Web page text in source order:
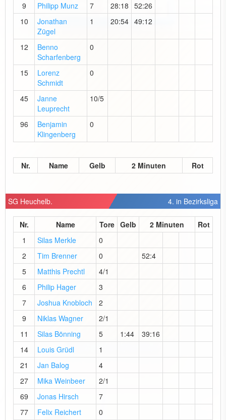
9
Philipp Munz 7 28:18 52:26
10
Jonathan
Zügel
1 20:54 49:12
12
Benno
Scharfenberg
0
15
Lorenz
Schmidt
0
45
Janne
Leuprecht
10/5
96
Benjamin
Klingenberg
0
Nr. Name Gelb 2 Minuten Rot
SG Heuchelb. 4. in Bezirksliga
Nr. Name Tore Gelb 2 Minuten
Rot
1
Silas Merkle
0
2
Tim Brenner 0
52:4
5
Matthis Prechtl
4/1
6
Philip Hager
3
7
Joshua Knobloch
2
9
Niklas Wagner
2/1
11
Silas Bönning 5 1:44
39:16
14
Louis Grüdl
1
21
Jan Balog
4
27
Mika Weinbeer
2/1
69
Jonas Hirsch
7
77
Felix Reichert 0